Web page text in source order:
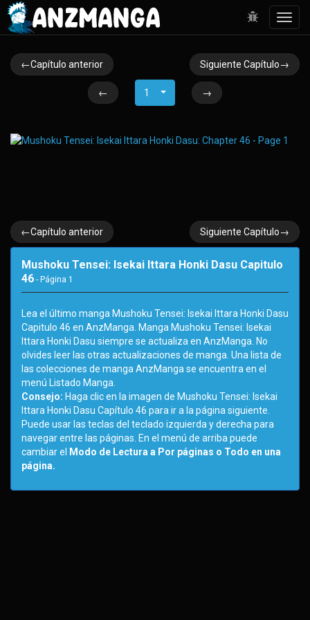
←Capítulo anterior Siguiente Capítulo→
← 1 →
←Capítulo anterior Siguiente Capítulo→
Mushoku Tensei: Isekai Ittara Honki Dasu Capitulo
46 - Página 1
Lea el último manga Mushoku Tensei: Isekai Ittara Honki Dasu
Capitulo 46 en AnzManga. Manga Mushoku Tensei: Isekai
Ittara Honki Dasu siempre se actualiza en AnzManga. No
olvides leer las otras actualizaciones de manga. Una lista de
las colecciones de manga AnzManga se encuentra en el
menú Listado Manga.
Consejo: Haga clic en la imagen de Mushoku Tensei: Isekai
Ittara Honki Dasu Capítulo 46 para ir a la página siguiente.
Puede usar las teclas del teclado izquierda y derecha para
navegar entre las páginas. En el menú de arriba puede
cambiar el
Modo de Lectura a Por páginas o Todo en una
página.